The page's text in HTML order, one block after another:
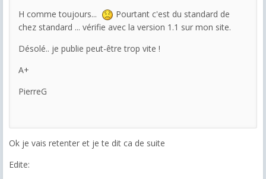
H comme toujours...
Pourtant c'est du standard de
chez standard ... vérifie avec la version 1.1 sur mon site.
Désolé.. je publie peut-être trop vite !
A+
PierreG
Ok je vais retenter et je te dit ca de suite
Edite: